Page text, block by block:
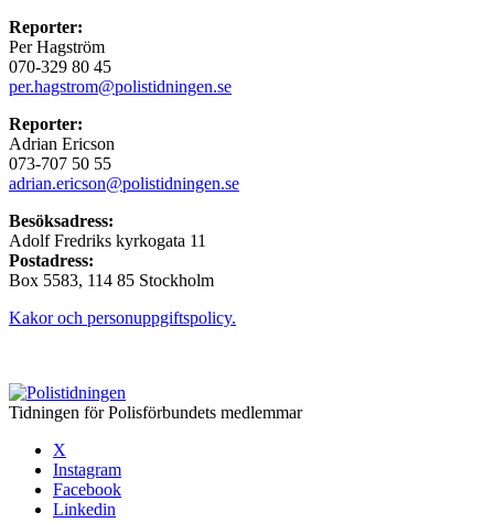
Reporter:
Per Hagström
070-329 80 45
per.hagstrom@polistidningen.se
Reporter:
Adrian Ericson
073-707 50 55
adrian.ericson@polistidningen.se
Besöksadress:
Adolf Fredriks kyrkogata 11
Postadress:
Box 5583, 114 85 Stockholm
Kakor och personuppgiftspolicy.
Tidningen för Polisförbundets medlemmar
X
Instagram
Facebook
Linkedin